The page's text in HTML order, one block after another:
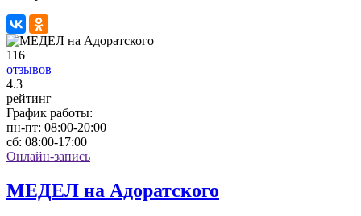
116
отзывов
4.3
рейтинг
График работы:
пн-пт: 08:00-20:00
сб: 08:00-17:00
Онлайн-запись
МЕДЕЛ на Адоратского